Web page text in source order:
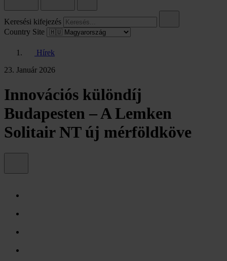
Keresési kifejezés
Country Site
Hírek
23. Január 2026
Innovációs különdíj
Budapesten – A Lemken
Solitair NT új mérföldköve